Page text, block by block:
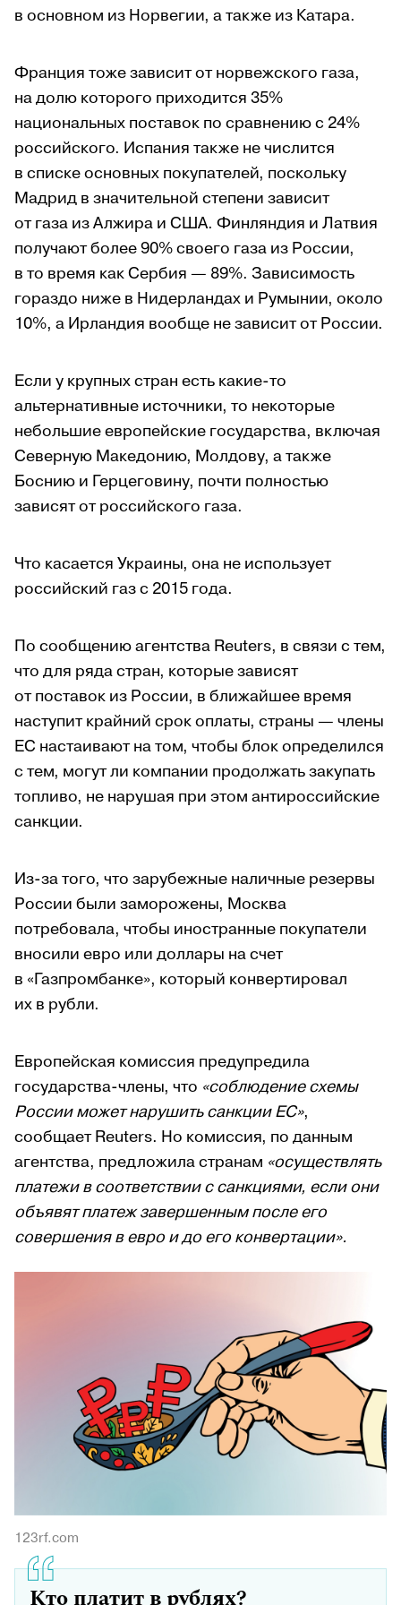
в основном из Норвегии, а также из Катара.
Франция тоже зависит от норвежского газа,
на долю которого приходится 35%
национальных поставок по сравнению с 24%
российского. Испания также не числится
в списке основных покупателей, поскольку
Мадрид в значительной степени зависит
от газа из Алжира и США. Финляндия и Латвия
получают более 90% своего газа из России,
в то время как Сербия — 89%. Зависимость
гораздо ниже в Нидерландах и Румынии, около
10%, а Ирландия вообще не зависит от России.
Если у крупных стран есть какие-то
альтернативные источники, то некоторые
небольшие европейские государства, включая
Северную Македонию, Молдову, а также
Боснию и Герцеговину, почти полностью
зависят от российского газа.
Что касается Украины, она не использует
российский газ с 2015 года.
По сообщению агентства Reuters, в связи с тем,
что для ряда стран, которые зависят
от поставок из России, в ближайшее время
наступит крайний срок оплаты, страны — члены
ЕС настаивают на том, чтобы блок определился
с тем, могут ли компании продолжать закупать
топливо, не нарушая при этом антироссийские
санкции.
Из-за того, что зарубежные наличные резервы
России были заморожены, Москва
потребовала, чтобы иностранные покупатели
вносили евро или доллары на счет
в «Газпромбанке», который конвертировал
их в рубли.
Европейская комиссия предупредила
государства-члены, что «соблюдение схемы
России может нарушить санкции ЕС»,
сообщает Reuters. Но комиссия, по данным
агентства, предложила странам «осуществлять
платежи в соответствии с санкциями, если они
объявят платеж завершенным после его
совершения в евро и до его конвертации».
123rf.com
Кто платит в рублях?